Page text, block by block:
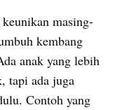
masing-
kembang
anak yang lebih
tapi ada juga
Contoh yang